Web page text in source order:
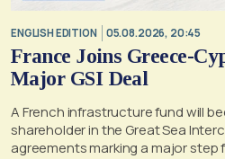
ENGLISH EDITION 05.08.2026, 20:45
France Joins Greece-
Major GSI Deal
A French infrastructure fund will
shareholder in the Great Sea
agreements marking a major